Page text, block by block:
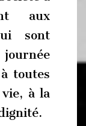
aux
sont
journée
toutes
à la